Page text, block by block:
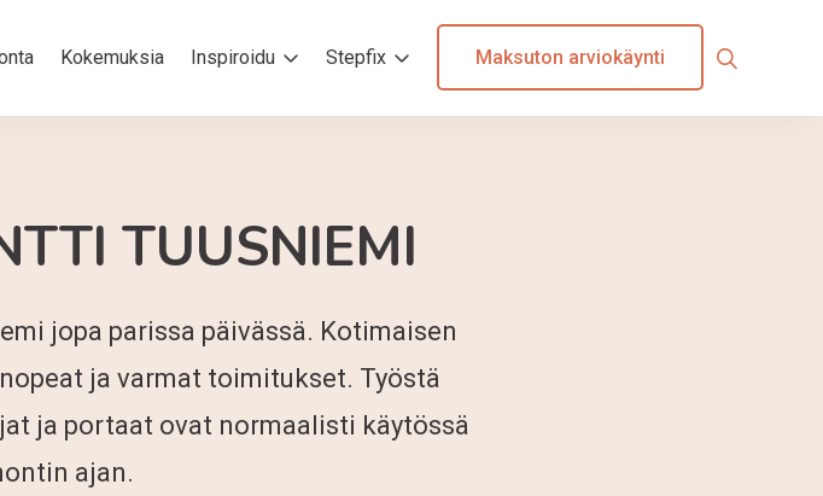
Kokemuksia Inspiroidu Stepfix Maksuton arviokäynti
TUUSNIEMI
jopa parissa päivässä. Kotimaisen
ja varmat toimitukset. Työstä
ja portaat ovat normaalisti käytössä
ajan.